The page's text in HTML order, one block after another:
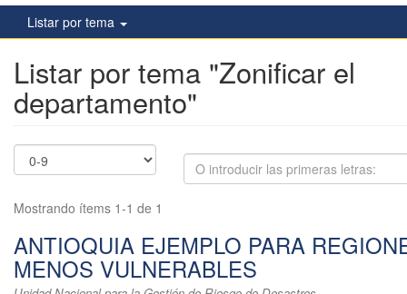
Listar por tema
Listar por tema "Zonificar el
departamento"
Mostrando ítems 1-1 de 1
ANTIOQUIA EJEMPLO PARA
MENOS VULNERABLES